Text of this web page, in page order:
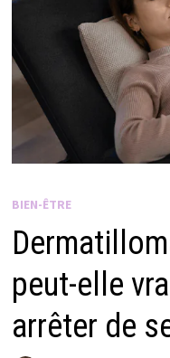
BIEN-ÊTRE
peut-elle
arrêter de